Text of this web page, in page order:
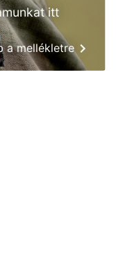
itt
a mellékletre